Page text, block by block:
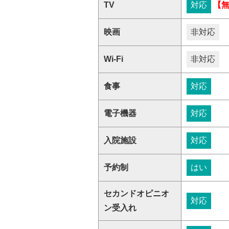
TV 対応 【
映画 非対応
Wi-Fi 非対応
食事 対応
電子機器 対応
入院施設 対応
予約制 はい
セカンドオピニオ
ン受入れ
対応